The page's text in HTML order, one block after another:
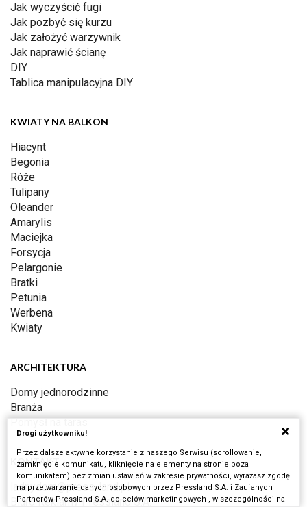
Jak wyczyścić fugi
Jak pozbyć się kurzu
Jak założyć warzywnik
Jak naprawić ścianę
DIY
Tablica manipulacyjna DIY
KWIATY NA BALKON
Hiacynt
Begonia
Róże
Tulipany
Oleander
Amarylis
Maciejka
Forsycja
Pelargonie
Bratki
Petunia
Werbena
Kwiaty
ARCHITEKTURA
Domy jednorodzinne
Branża
Pomysł na taras
KONTAKT
ladnydom@press-land.pl
Biuro Reklamy Pressland S.A.
Drogi użytkowniku!
Przez dalsze aktywne korzystanie z naszego Serwisu (scrollowanie,
zamknięcie komunikatu, kliknięcie na elementy na stronie poza
komunikatem) bez zmian ustawień w zakresie prywatności, wyrażasz zgodę
na przetwarzanie danych osobowych przez Pressland S.A. i Zaufanych
Partnerów Pressland S.A. do celów marketingowych , w szczególności na